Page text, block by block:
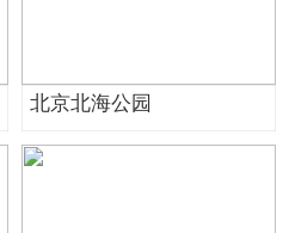
北京北海公园